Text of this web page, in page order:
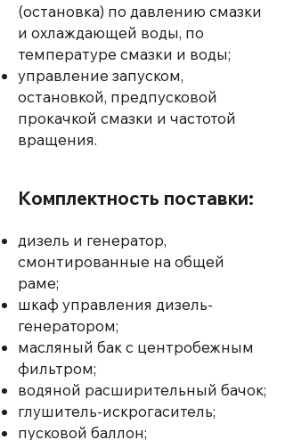
(остановка) по давлению смазки
и охлаждающей воды, по
температуре смазки и воды;
управление запуском,
остановкой, предпусковой
прокачкой смазки и частотой
вращения.
Комплектность поставки:
дизель и генератор,
смонтированные на общей
раме;
шкаф управления дизель-
генератором;
масляный бак с центробежным
фильтром;
водяной расширительный бачок;
глушитель-искрогаситель;
пусковой баллон;